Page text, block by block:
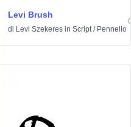
Levi Brush
di Levi Szekeres in Script/ Pennello